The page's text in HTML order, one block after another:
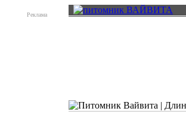
Реклама